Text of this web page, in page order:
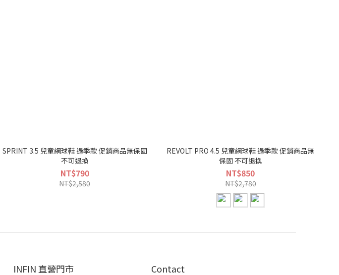
SPRINT 3.5 兒童網球鞋 過季款 促銷商品無保固
不可退換
NT$790
NT$2,580
REVOLT PRO 4.5 兒童網球鞋 過季款 促銷商品無
保固 不可退換
NT$850
NT$2,780
INFIN 直營門市 Contact